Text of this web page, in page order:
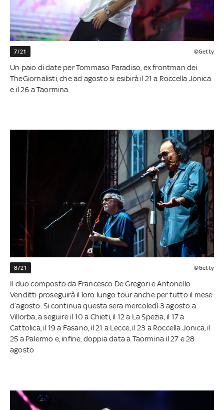
7/21 ©Getty
Un paio di date per Tommaso Paradiso, ex frontman dei
TheGiornalisti, che ad agosto si esibirà il 21 a Roccella Jonica
e il 26 a Taormina
8/21 ©Getty
Il duo composto da Francesco De Gregori e Antonello
Venditti proseguirà il loro lungo tour anche per tutto il mese
d’agosto. Si continua questa sera mercoledì 3 agosto a
Villorba, a seguire il 10 a Chieti, il 12 a La Spezia, il 17 a
Cattolica, il 19 a Fasano, il 21 a Lecce, il 23 a Roccella Jonica, il
25 a Palermo e, infine, doppia data a Taormina il 27 e 28
agosto